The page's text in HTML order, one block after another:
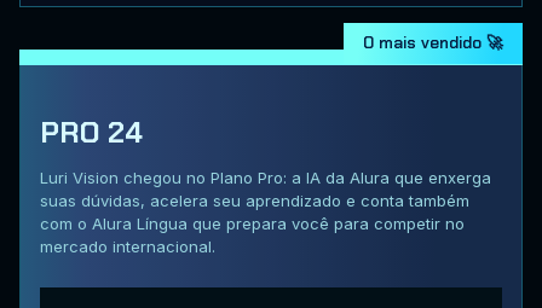
O mais vendido 🚀
PRO 24
Luri Vision chegou no Plano Pro: a IA da Alura que enxerga
suas dúvidas, acelera seu aprendizado e conta também
com o Alura Língua que prepara você para competir no
mercado internacional.